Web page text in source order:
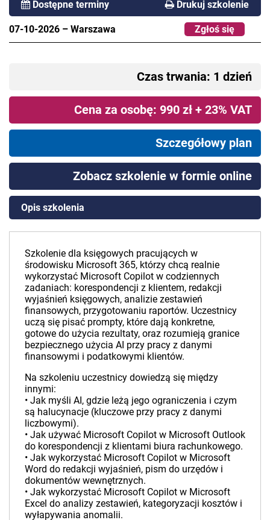
Dostępne terminy Drukuj szkolenie
07-10-2026 – Warszawa Zgłoś się
Czas trwania: 1 dzień
Cena za osobę: 990 zł + 23% VAT
Szczegółowy plan
Zobacz szkolenie w formie online
Opis szkolenia
Szkolenie dla księgowych pracujących w
środowisku Microsoft 365, którzy chcą realnie
wykorzystać Microsoft Copilot w codziennych
zadaniach: korespondencji z klientem, redakcji
wyjaśnień księgowych, analizie zestawień
finansowych, przygotowaniu raportów. Uczestnicy
uczą się pisać prompty, które dają konkretne,
gotowe do użycia rezultaty, oraz rozumieją granice
bezpiecznego użycia AI przy pracy z danymi
finansowymi i podatkowymi klientów.
Na szkoleniu uczestnicy dowiedzą się między
innymi:
• Jak myśli AI, gdzie leżą jego ograniczenia i czym
są halucynacje (kluczowe przy pracy z danymi
liczbowymi).
• Jak używać Microsoft Copilot w Microsoft Outlook
do korespondencji z klientami biura rachunkowego.
• Jak wykorzystać Microsoft Copilot w Microsoft
Word do redakcji wyjaśnień, pism do urzędów i
dokumentów wewnętrznych.
• Jak wykorzystać Microsoft Copilot w Microsoft
Excel do analizy zestawień, kategoryzacji kosztów i
wyłapywania anomalii.